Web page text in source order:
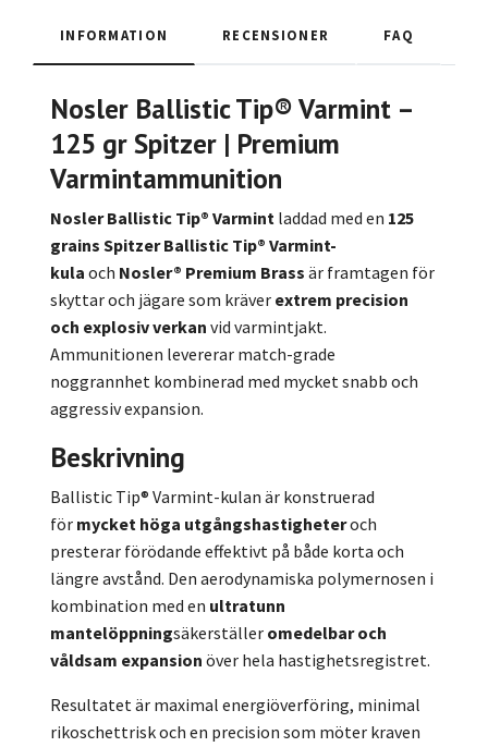
INFORMATION RECENSIONER FAQ
Nosler Ballistic Tip® Varmint –
125 gr Spitzer | Premium
Varmintammunition
Nosler Ballistic Tip® Varmint laddad med en 125
grains Spitzer Ballistic Tip® Varmint-
kula och Nosler® Premium Brass är framtagen för
skyttar och jägare som kräver extrem precision
och explosiv verkan vid varmintjakt.
Ammunitionen levererar match-grade
noggrannhet kombinerad med mycket snabb och
aggressiv expansion.
Beskrivning
Ballistic Tip® Varmint-kulan är konstruerad
för mycket höga utgångshastigheteroch
presterar förödande effektivt på både korta och
längre avstånd. Den aerodynamiska polymernosen i
kombination med en ultratunn
mantelöppningsäkerställer omedelbar och
våldsam expansion över hela hastighetsregistret.
Resultatet är maximal energiöverföring, minimal
rikoschettrisk och en precision som möter kraven